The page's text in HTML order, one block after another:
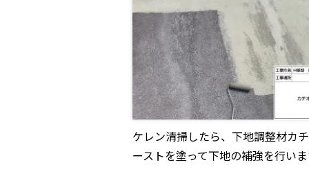
ケレン清掃したら、下地調整材カ
ーストを塗って下地の補強を行い